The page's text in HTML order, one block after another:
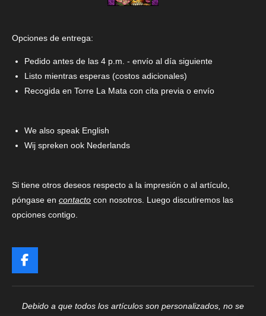
Opciones de entrega:
Pedido antes de las 4 p.m. - envío al día siguiente
Listo mientras esperas (costos adicionales)
Recogida en Torre La Mata con cita previa o envío
We also speak English
Wij spreken ook Nederlands
Si tiene otros deseos respecto a la impresión o al artículo,
póngase en contacto con nosotros. Luego discutiremos las
opciones contigo.
F
a
c
e
b
Debido a que todos los artículos son personalizados, no se